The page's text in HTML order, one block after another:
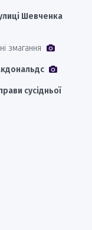
Шевченка
змагання
сусідньої